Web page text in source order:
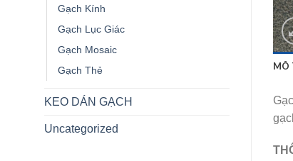
Gạch Kính
Gạch Lục Giác
Gạch Mosaic
Gạch Thẻ
KEO DÁN GẠCH
Uncategorized
MÔ